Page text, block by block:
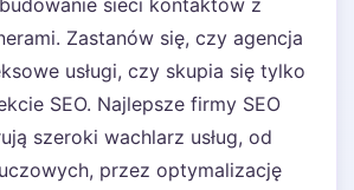
sieci kontaktów z
Zastanów się, czy agencja
usługi, czy skupia się tylko
SEO. Najlepsze firmy SEO
szeroki wachlarz usług, od
przez optymalizację